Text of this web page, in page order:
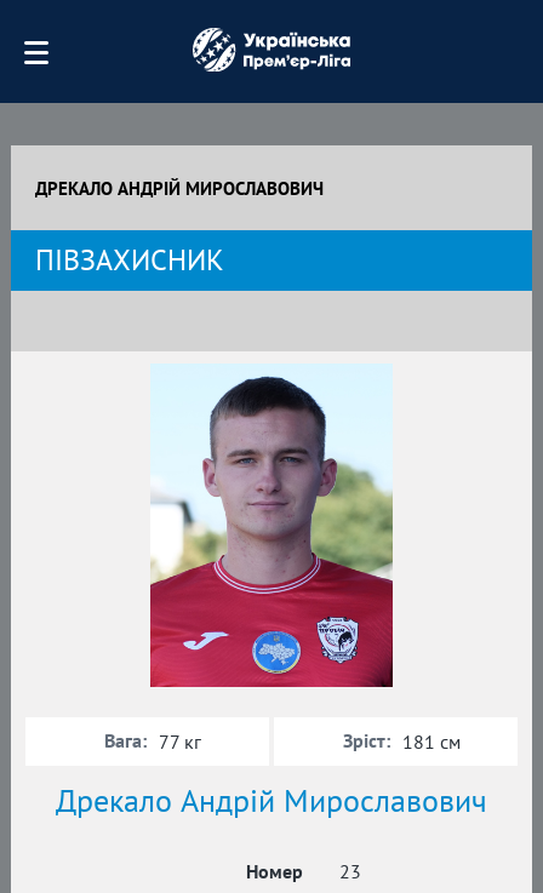
ДРЕКАЛО АНДРІЙ МИРОСЛАВОВИЧ
ПІВЗАХИСНИК
Дрекало Андрій Мирославович
Номер
23
Вага: 77 кг Зріст: 181 см